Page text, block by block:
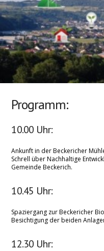
Programm:
10.00 Uhr:
Ankunft in der Beckericher
Schrell über Nachhaltige
Gemeinde Beckerich.
10.45 Uhr:
Spaziergang zur Beckericher
Besichtigung der beiden
12.30 Uhr: